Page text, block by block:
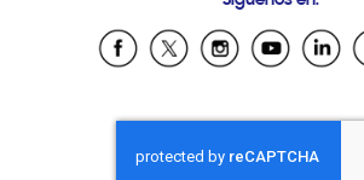
Samsung Ecuador
Samsung El Salvador
Samsung Honduras
Samsung Nicaragua